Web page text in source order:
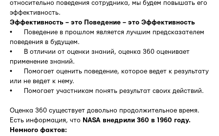
относительно поведения сотрудника, мы будем повышать его
эффективность.
Эффективность – это Поведение – это Эффективность
• Поведение в прошлом является лучшим предсказателем
поведения в будущем.
• В отличии от оценки знаний, оценка 360 оценивает
применение знаний.
• Помогает оценить поведение, которое ведет к результату
или не ведет к нему.
• Помогает участникам понять результат своих действий.
Оценка 360 существует довольно продолжительное время.
Есть информация, что NASA внедрили 360 в 1960 году.
Немного фактов: